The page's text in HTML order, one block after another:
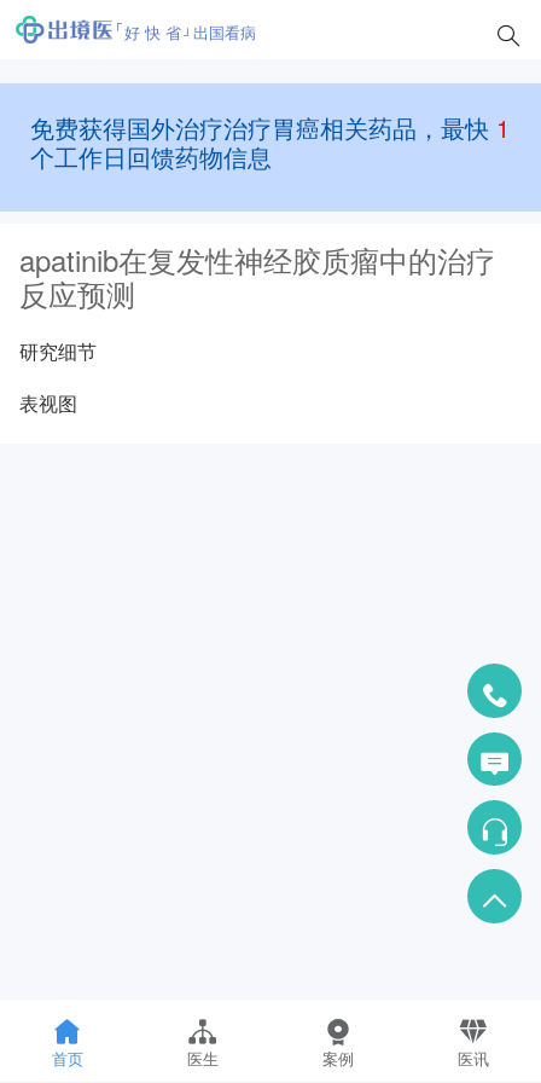
好 快 省 出国看病
免费获得国外治疗治疗胃癌相关药品，最快 1
个工作日回馈药物信息
apatinib在复发性神经胶质瘤中的治疗
反应预测
研究细节
表视图
首页 医生 案例 医讯